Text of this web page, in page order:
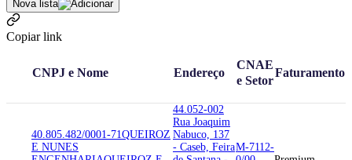
Nova lista
Copiar link
CNPJ e Nome Endereço
CNAE
e Setor
Faturamento
40.805.482/0001-71 QUEIROZ
E NUNES
44.052-002
Rua Joaquim
Nabuco, 137
- Caseb, FeiraM-7112-